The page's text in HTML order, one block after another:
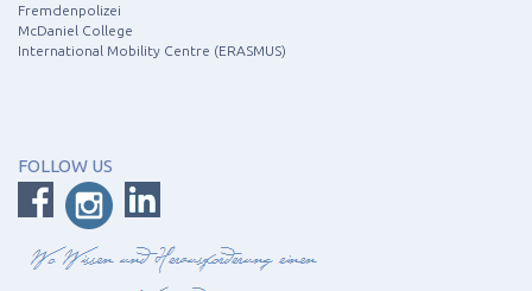
Fremdenpolizei
McDaniel College
International Mobility Centre (ERASMUS)
FOLLOW US